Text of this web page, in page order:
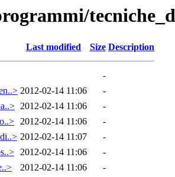
Last modified Size Description
-
2012-02-14 11:06
-
2012-02-14 11:06
-
2012-02-14 11:06
-
2012-02-14 11:07
-
2012-02-14 11:06
-
2012-02-14 11:06
-